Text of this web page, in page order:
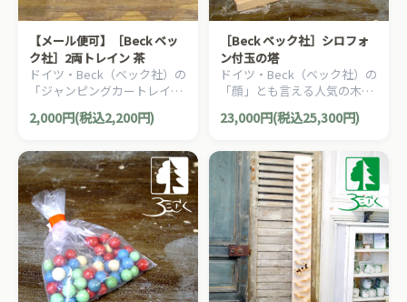
【メール便可】［Beck ベッ
ク社］2両トレイン 茶
ドイツ・Beck（ベック社）の
「ジャンピングカートレイ
ン」や「トレインカースロー
プ」の追加車両。2両連結ト
2,000円(税込2,200円)
［Beck ベック社］シロフォ
ン付玉の塔
ドイツ・Beck（ベック社）の
「顔」とも言える人気の木製
スロープトイ「シロフォン付
玉の塔」です。
23,000円(税込25,300円)